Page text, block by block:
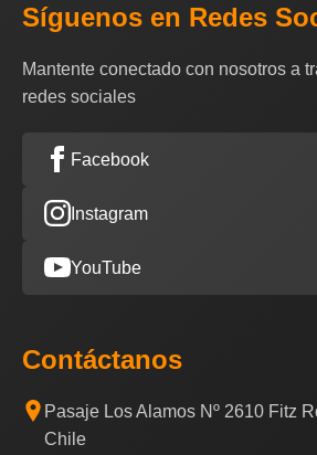
Síguenos en Redes
Mantente conectado con nosotros a
redes sociales
Facebook
Instagram
YouTube
Contáctanos
Pasaje Los Alamos Nº 2610 Fitz
Chile